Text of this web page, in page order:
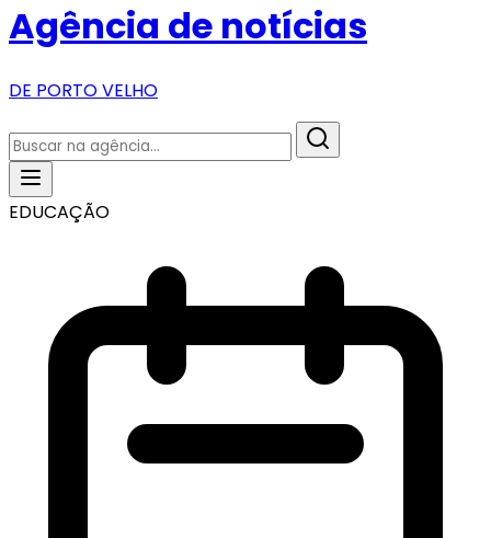
Agência de notícias
DE PORTO VELHO
EDUCAÇÃO